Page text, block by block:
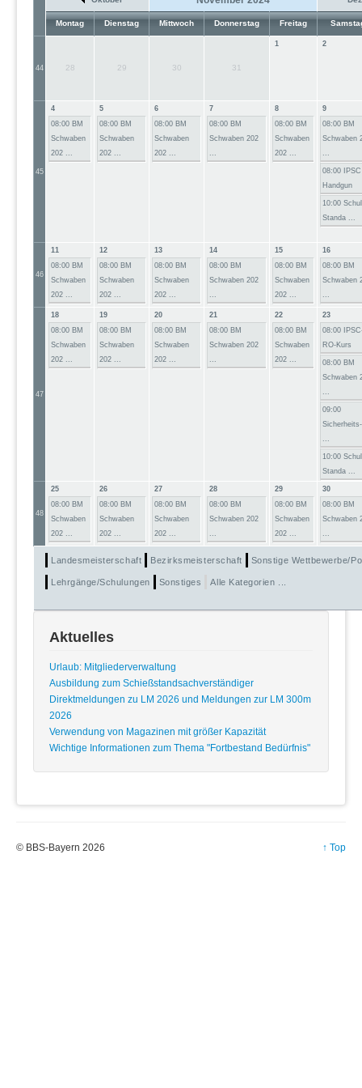
Montag Dienstag Mittwoch Donnerstag Freitag
44 28 29 30 31
1 2
45
4
08:00 BM
Schwaben
202 ...
5
08:00 BM
Schwaben
202 ...
6
08:00 BM
Schwaben
202 ...
7
08:00 BM
Schwaben 202
8
08:00 BM
Schwaben
202 ...
9
08:00 BM
Schwaben
08:00 IPSC
Handgun
10:00
Standa ...
46
11
08:00 BM
Schwaben
202 ...
12
08:00 BM
Schwaben
202 ...
13
08:00 BM
Schwaben
202 ...
14
08:00 BM
Schwaben 202
15
08:00 BM
Schwaben
202 ...
16
08:00 BM
Schwaben
47
18
08:00 BM
Schwaben
202 ...
19
08:00 BM
Schwaben
202 ...
20
08:00 BM
Schwaben
202 ...
21
08:00 BM
Schwaben 202
22
08:00 BM
Schwaben
202 ...
23
08:00
RO-Kurs
08:00 BM
Schwaben
09:00
10:00
Standa ...
48
25
08:00 BM
Schwaben
202 ...
26
08:00 BM
Schwaben
202 ...
27
08:00 BM
Schwaben
202 ...
28
08:00 BM
Schwaben 202
29
08:00 BM
Schwaben
202 ...
30
08:00 BM
Schwaben
Landesmeisterschaft Bezirksmeisterschaft Sonstige Wettbewerbe/
Lehrgänge/Schulungen Sonstiges Alle Kategorien ...
Aktuelles
Urlaub: Mitgliederverwaltung
Ausbildung zum Schießstandsachverständiger
Direktmeldungen zu LM 2026 und Meldungen zur LM 300m
2026
Verwendung von Magazinen mit größer Kapazität
Wichtige Informationen zum Thema "Fortbestand Bedürfnis"
↑ Top
© BBS-Bayern 2026